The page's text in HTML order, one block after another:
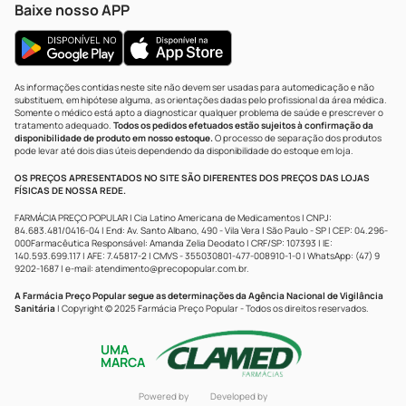
Baixe nosso APP
As informações contidas neste site não devem ser usadas para automedicação e não
substituem, em hipótese alguma, as orientações dadas pelo profissional da área médica.
Somente o médico está apto a diagnosticar qualquer problema de saúde e prescrever o
tratamento adequado. Todos os pedidos efetuados estão sujeitos à confirmação da
disponibilidade de produto em nosso estoque.O processo de separação dos produtos
pode levar até dois dias úteis dependendo da disponibilidade do estoque em loja.
OS PREÇOS APRESENTADOS NO SITE SÃO DIFERENTES DOS PREÇOS DAS LOJAS
FÍSICAS DE NOSSA REDE.
FARMÁCIA PREÇO POPULAR | Cia Latino Americana de Medicamentos | CNPJ:
84.683.481/0416-04 | End: Av. Santo Albano, 490 - Vila Vera | São Paulo - SP | CEP: 04.296-
000Farmacêutica Responsável: Amanda Zelia Deodato | CRF/SP: 107393 | IE:
140.593.699.117 | AFE: 7.45817-2 | CMVS - 355030801-477-008910-1-0 | WhatsApp: (47) 9
9202-1687 | e-mail: atendimento@precopopular.com.br.
A Farmácia Preço Popular segue as determinações da Agência Nacional de Vigilância
Sanitária | Copyright © 2025 Farmácia Preço Popular - Todos os direitos reservados.
UMA
MARCA
Powered by Developed by